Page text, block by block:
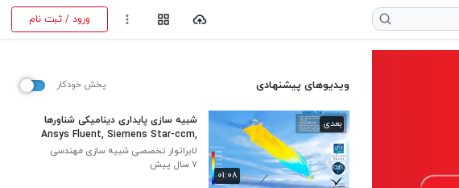
ورود / ثبت نام
ویدیوهای پیشنهادی پخش خودکار
۰۱:۰۸
بعدی
شبیه سازی پایداری دینامیکی شناورها
Ansys Fluent, Siemens Star-ccm,
Numeca Fine Marine,Simulia Xflow
CFD
لابراتوار تخصصی شبیه سازی مهندسی
سیملب
۷ سال پیش